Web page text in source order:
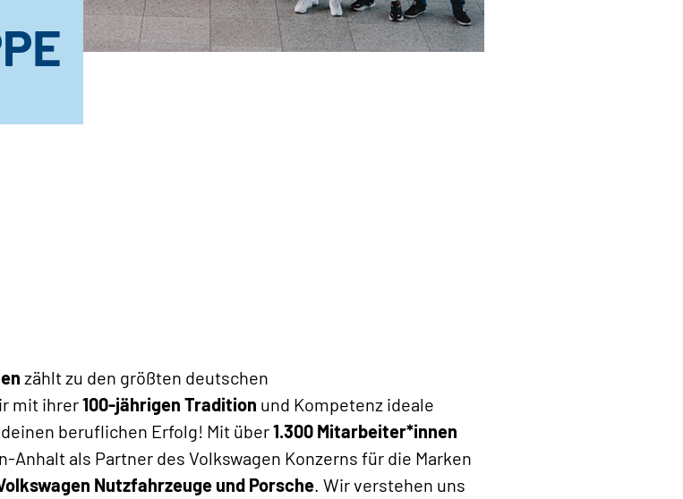
zählt zu den größten deutschen
mit ihrer100-jährigen Tradition und Kompetenz ideale
beruflichen Erfolg! Mit über1.300 Mitarbeiter*innen
Anhalt als Partner des Volkswagen Konzerns für die Marken
Nutzfahrzeuge und Porsche . Wir verstehen uns